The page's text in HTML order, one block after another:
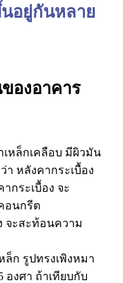
อยู่กันหลาย
องอาคาร
หล็กเคลือบ มีผิวมัน
า หลังคากระเบื้อง
กระเบื้อง จะ
อนกรีต
จะสะท้อนความ
ล็ก รูปทรงเพิงหมา
องศา ถ้าเทียบกับ